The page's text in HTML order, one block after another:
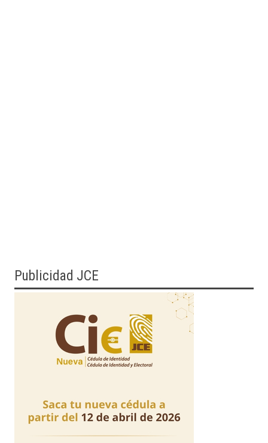
Publicidad JCE